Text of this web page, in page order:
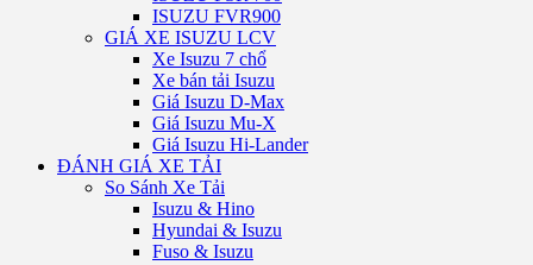
ISUZU FVR900
GIÁ XE ISUZU LCV
Xe Isuzu 7 chổ
Xe bán tải Isuzu
Giá Isuzu D-Max
Giá Isuzu Mu-X
Giá Isuzu Hi-Lander
ĐÁNH GIÁ XE TẢI
So Sánh Xe Tải
Isuzu & Hino
Hyundai & Isuzu
Fuso & Isuzu